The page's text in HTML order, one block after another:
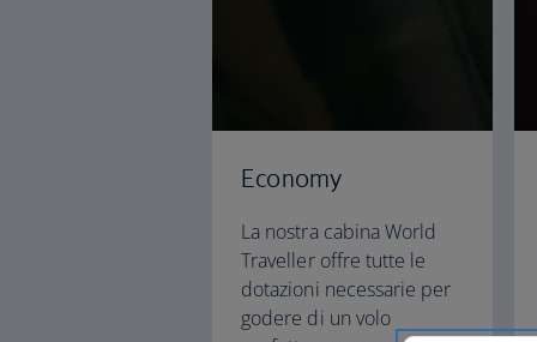
Economy
La nostra cabina World
Traveller offre tutte le
dotazioni necessarie per
godere di un volo